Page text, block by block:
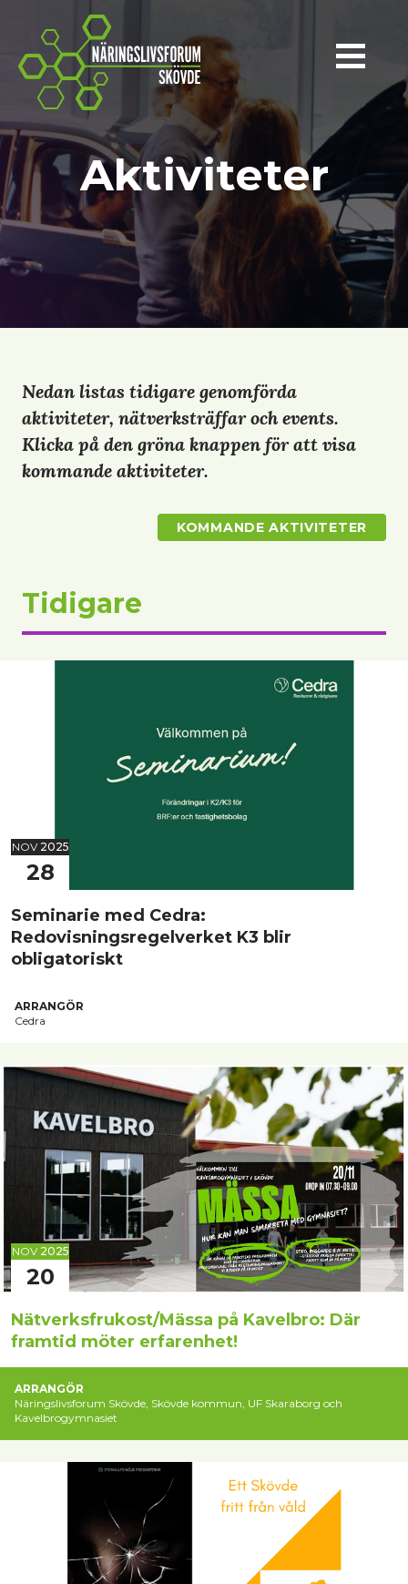
Näringslivsforum Skövde
Aktiviteter
Nedan listas tidigare genomförda
aktiviteter, nätverksträffar och events.
Klicka på den gröna knappen för att visa
kommande aktiviteter.
KOMMANDE AKTIVITETER
Tidigare
NOV 2025
28
Seminarie med Cedra:
Redovisningsregelverket K3 blir
obligatoriskt
ARRANGÖR
Cedra
NOV 2025
20
Nätverksfrukost/Mässa på Kavelbro: Där
framtid möter erfarenhet!
ARRANGÖR
Näringslivsforum Skövde, Skövde kommun, UF Skaraborg och
Kavelbrogymnasiet